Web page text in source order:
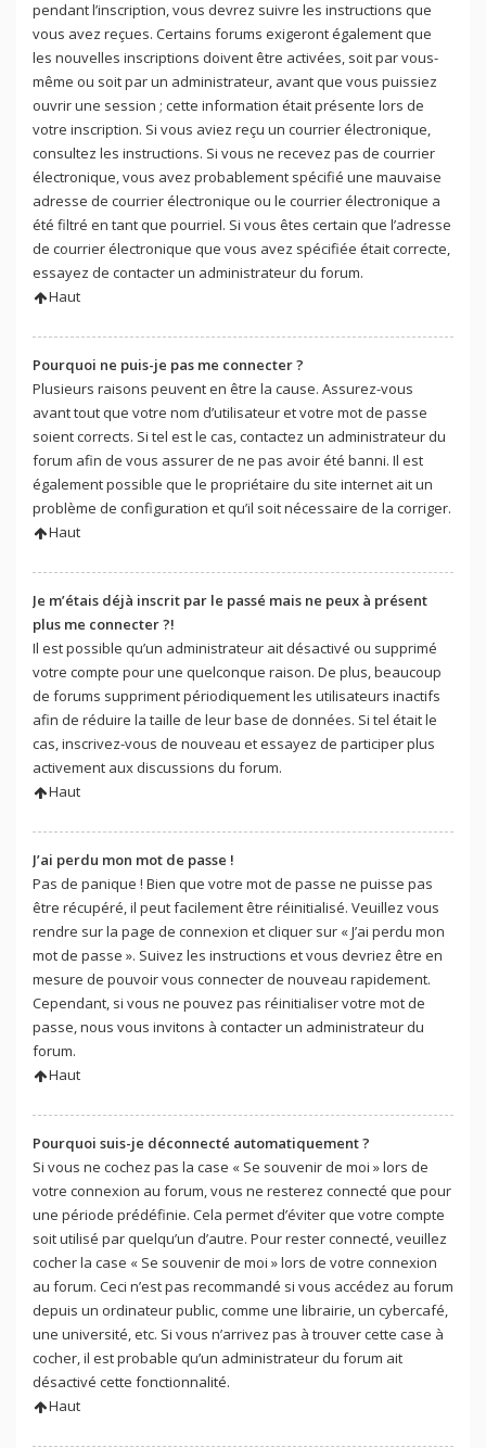
pendant l’inscription, vous devrez suivre les instructions que
vous avez reçues. Certains forums exigeront également que
les nouvelles inscriptions doivent être activées, soit par vous-
même ou soit par un administrateur, avant que vous puissiez
ouvrir une session ; cette information était présente lors de
votre inscription. Si vous aviez reçu un courrier électronique,
consultez les instructions. Si vous ne recevez pas de courrier
électronique, vous avez probablement spécifié une mauvaise
adresse de courrier électronique ou le courrier électronique a
été filtré en tant que pourriel. Si vous êtes certain que l’adresse
de courrier électronique que vous avez spécifiée était correcte,
essayez de contacter un administrateur du forum.
Haut
Pourquoi ne puis-je pas me connecter ?
Plusieurs raisons peuvent en être la cause. Assurez-vous
avant tout que votre nom d’utilisateur et votre mot de passe
soient corrects. Si tel est le cas, contactez un administrateur du
forum afin de vous assurer de ne pas avoir été banni. Il est
également possible que le propriétaire du site internet ait un
problème de configuration et qu’il soit nécessaire de la corriger.
Haut
Je m’étais déjà inscrit par le passé mais ne peux à présent
plus me connecter ?!
Il est possible qu’un administrateur ait désactivé ou supprimé
votre compte pour une quelconque raison. De plus, beaucoup
de forums suppriment périodiquement les utilisateurs inactifs
afin de réduire la taille de leur base de données. Si tel était le
cas, inscrivez-vous de nouveau et essayez de participer plus
activement aux discussions du forum.
Haut
J’ai perdu mon mot de passe !
Pas de panique ! Bien que votre mot de passe ne puisse pas
être récupéré, il peut facilement être réinitialisé. Veuillez vous
rendre sur la page de connexion et cliquer sur « J’ai perdu mon
mot de passe ». Suivez les instructions et vous devriez être en
mesure de pouvoir vous connecter de nouveau rapidement.
Cependant, si vous ne pouvez pas réinitialiser votre mot de
passe, nous vous invitons à contacter un administrateur du
forum.
Haut
Pourquoi suis-je déconnecté automatiquement ?
Si vous ne cochez pas la case « Se souvenir de moi » lors de
votre connexion au forum, vous ne resterez connecté que pour
une période prédéfinie. Cela permet d’éviter que votre compte
soit utilisé par quelqu’un d’autre. Pour rester connecté, veuillez
cocher la case « Se souvenir de moi » lors de votre connexion
au forum. Ceci n’est pas recommandé si vous accédez au forum
depuis un ordinateur public, comme une librairie, un cybercafé,
une université, etc. Si vous n’arrivez pas à trouver cette case à
cocher, il est probable qu’un administrateur du forum ait
désactivé cette fonctionnalité.
Haut